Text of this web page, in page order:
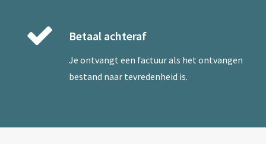
Betaal achteraf
Je ontvangt een factuur als het ontvangen
bestand naar tevredenheid is.